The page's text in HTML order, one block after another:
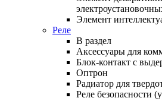
Элемент
Реле
В раздел
Аксессуары для
Блок-контакт с
Оптрон
Радиатор для
Реле безопасности